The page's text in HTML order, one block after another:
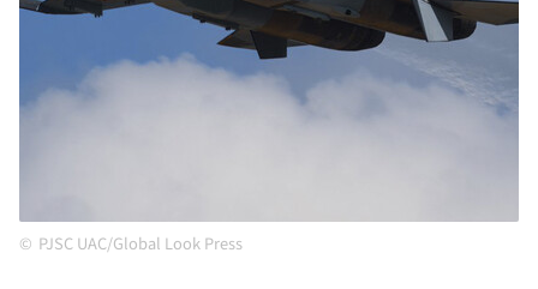
PJSC UAC/Global Look Press